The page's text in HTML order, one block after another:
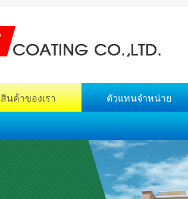
สินค้าของเรา ตัวแทนจำหน่าย